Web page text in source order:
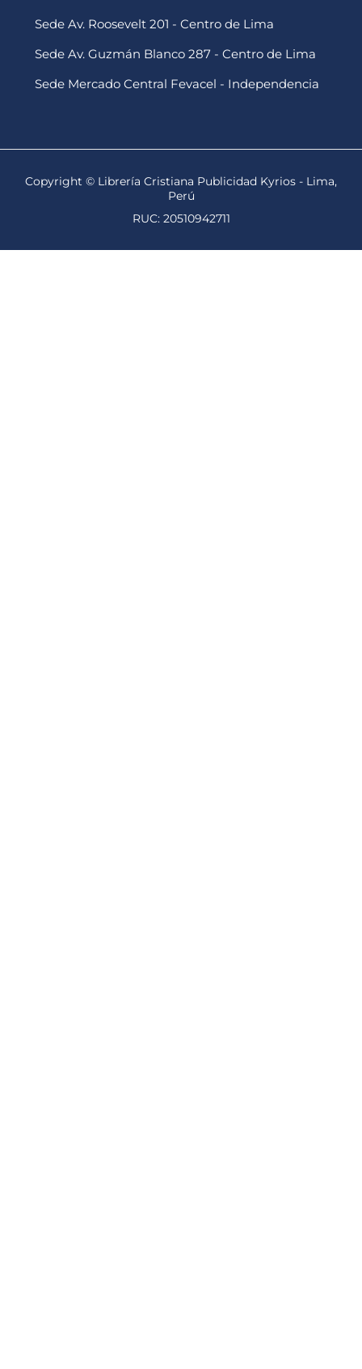
Sede Av. Roosevelt 201 - Centro de Lima
Sede Av. Guzmán Blanco 287 - Centro de Lima
Sede Mercado Central Fevacel - Independencia
Copyright © Librería Cristiana Publicidad Kyrios - Lima,
Perú
RUC: 20510942711